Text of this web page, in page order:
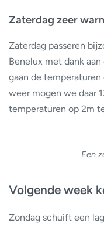
Zaterdag zeer
Zaterdag passeren
Benelux met dank
gaan de
weer mogen we daar
temperaturen op 2m
Een
Volgende week
Zondag schuift een